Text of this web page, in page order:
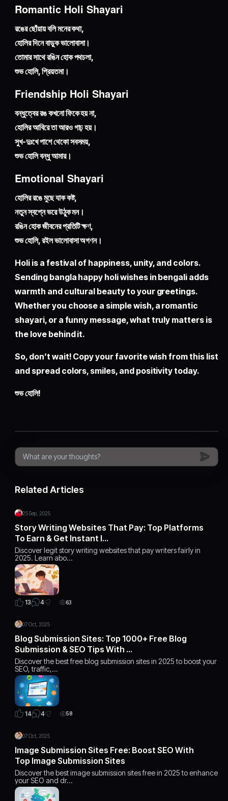
Romantic Holi Shayari
রঙের ছোঁয়ায় বলি মনের কথা,
হোলির দিনে বাড়ুক ভালোবাসা।
তোমার সাথে রঙিন হোক পথচলা,
শুভ হোলি, প্রিয়তমা।
Friendship Holi Shayari
বন্ধুত্বের রঙ কখনো ফিকে হয় না,
হোলির আবিরে তা আরও গাঢ় হয়।
সুখ-দুঃখে পাশে থেকো সবসময়,
শুভ হোলি বন্ধু আমার।
Emotional Shayari
হোলির রঙে মুছে যাক কষ্ট,
নতুন স্বপ্নে ভরে উঠুক মন।
রঙিন হোক জীবনের প্রতিটি ক্ষণ,
শুভ হোলি, রইল ভালোবাসা অগণন।
Holi is a festival of happiness, unity, and colors.
Sending bangla happy holi wishes in bengali adds
warmth and cultural beauty to your greetings.
Whether you choose a simple wish, a romantic
shayari, or a funny message, what truly matters is
the love behind it.
So, don’t wait! Copy your favorite wish from this list
and spread colors, smiles, and positivity today.
শুভ হোলি!
Related Articles
25 Sep, 2025
Story Writing Websites That Pay: Top Platforms
To Earn & Get Instant I…
Discover legit story writing websites that pay writers fairly in
2025. Learn abo…
13 4 63
07 Oct, 2025
Blog Submission Sites: Top 1000+ Free Blog
Submission & SEO Tips With …
Discover the best free blog submission sites in 2025 to boost your
SEO, traffic,…
14 4 58
07 Oct, 2025
Image Submission Sites Free: Boost SEO With
Top Image Submission Sites
Discover the best image submission sites free in 2025 to enhance
your SEO and dr…